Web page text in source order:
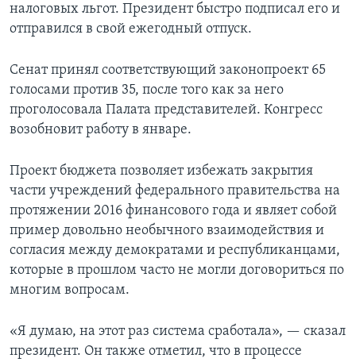
налоговых льгот. Президент быстро подписал его и
отправился в свой ежегодный отпуск.
Сенат принял соответствующий законопроект 65
голосами против 35, после того как за него
проголосовала Палата представителей. Конгресс
возобновит работу в январе.
Проект бюджета позволяет избежать закрытия
части учреждений федерального правительства на
протяжении 2016 финансового года и являет собой
пример довольно необычного взаимодействия и
согласия между демократами и республиканцами,
которые в прошлом часто не могли договориться по
многим вопросам.
«Я думаю, на этот раз система сработала», — сказал
президент. Он также отметил, что в процессе